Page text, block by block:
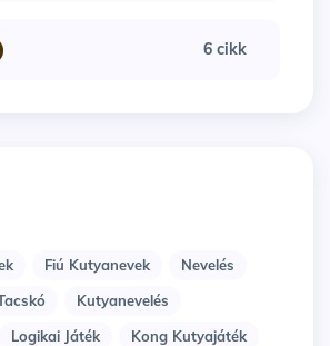
6 cikk
Fiú Kutyanevek
Nevelés
Kutyanevelés
Logikai Játék
Kong Kutyajáték